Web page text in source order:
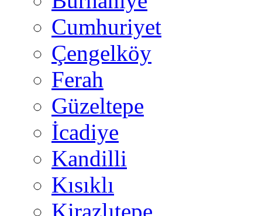
Cumhuriyet
Çengelköy
Ferah
Güzeltepe
İcadiye
Kandilli
Kısıklı
Kirazlıtepe